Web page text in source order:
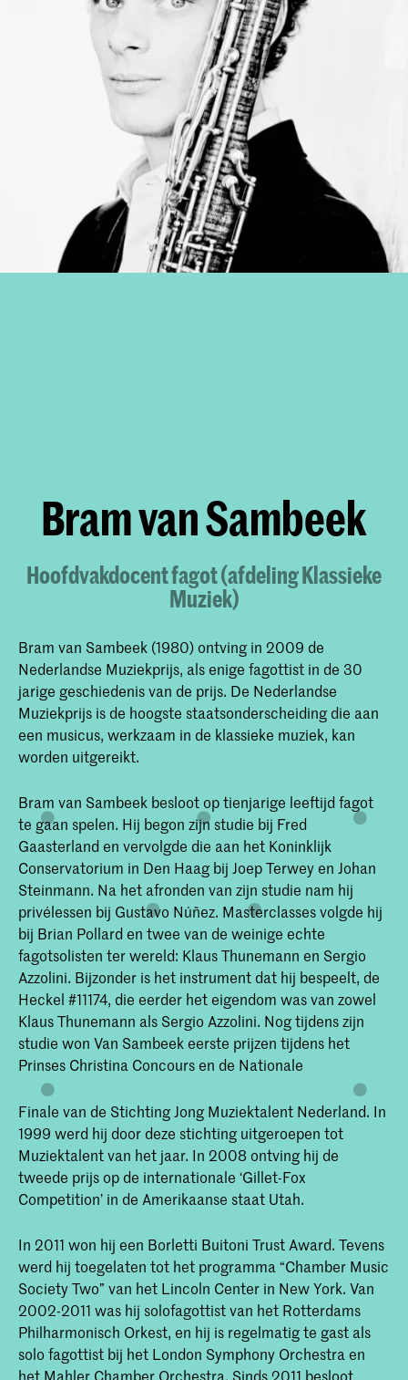
​Bram van Sambeek
Hoofdvakdocent fagot (afdeling Klassieke
Muziek)
Bram van Sambeek (1980) ontving in 2009 de
Nederlandse Muziekprijs, als enige fagottist in de 30
jarige geschiedenis van de prijs. De Nederlandse
Muziekprijs is de hoogste staatsonderscheiding die aan
een musicus, werkzaam in de klassieke muziek, kan
worden uitgereikt.
Bram van Sambeek besloot op tienjarige leeftijd fagot
te gaan spelen. Hij begon zijn studie bij Fred
Gaasterland en vervolgde die aan het Koninklijk
Conservatorium in Den Haag bij Joep Terwey en Johan
Steinmann. Na het afronden van zijn studie nam hij
privélessen bij Gustavo Núñez. Masterclasses volgde hij
bij Brian Pollard en twee van de weinige echte
fagotsolisten ter wereld: Klaus Thunemann en Sergio
Azzolini. Bijzonder is het instrument dat hij bespeelt, de
Heckel #11174, die eerder het eigendom was van zowel
Klaus Thunemann als Sergio Azzolini. Nog tijdens zijn
studie won Van Sambeek eerste prijzen tijdens het
Prinses Christina Concours en de Nationale
Finale van de Stichting Jong Muziektalent Nederland. In
1999 werd hij door deze stichting uitgeroepen tot
Muziektalent van het jaar. In 2008 ontving hij de
tweede prijs op de internationale ‘Gillet-Fox
Competition’ in de Amerikaanse staat Utah.
In 2011 won hij een Borletti Buitoni Trust Award. Tevens
werd hij toegelaten tot het programma “Chamber Music
Society Two” van het Lincoln Center in New York. Van
2002-2011 was hij solofagottist van het Rotterdams
Philharmonisch Orkest, en hij is regelmatig te gast als
solo fagottist bij het London Symphony Orchestra en
het Mahler Chamber Orchestra. Sinds 2011 besloot